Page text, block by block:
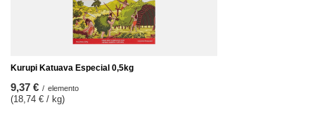
Kurupi Katuava Especial 0,5kg
9,37 € / elemento
(18,74 € / kg)